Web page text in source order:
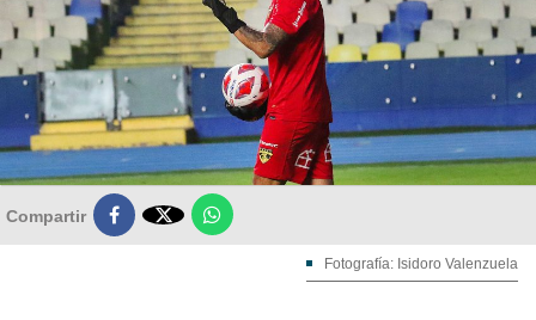
Compartir 
Fotografía: Isidoro Valenzuela